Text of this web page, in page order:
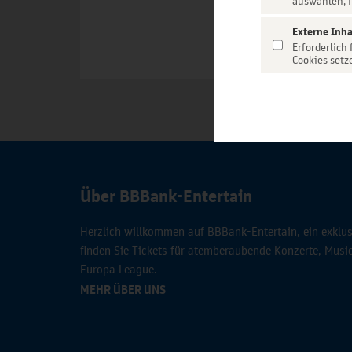
Über BBBank-Entertain
Herzlich willkommen auf BBBank-Entertain, ein
finden Sie Tickets für atemberaubende Konzerte,
Europa League.
MEHR ÜBER UNS
Externe
Erforderlich
Cookies